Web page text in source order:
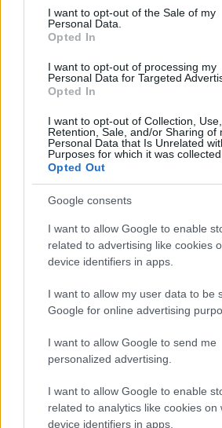
consent section.
I want to opt-out of the Sale of my
Personal Data.
Opted In
I want to opt-out of processing my
Personal Data for Targeted
Opted In
I want to opt-out of Collection, Use,
Retention, Sale, and/or Sharing of
Personal Data that Is Unrelated
Purposes for which it was collected.
Opted Out
Google consents
I want to allow Google to enable
related to advertising like cookies
device identifiers in apps.
I want to allow my user data to be
Google for online advertising
I want to allow Google to send me
personalized advertising.
I want to allow Google to enable
related to analytics like cookies on
device identifiers in apps.
capacidades especiales
El hijo del actor Javier Gutiérrez, es
GENTE
Bárbara Rey sobre su
Senado: «Voy a ir»
Bárbara Rey ha asegurado a Isabel